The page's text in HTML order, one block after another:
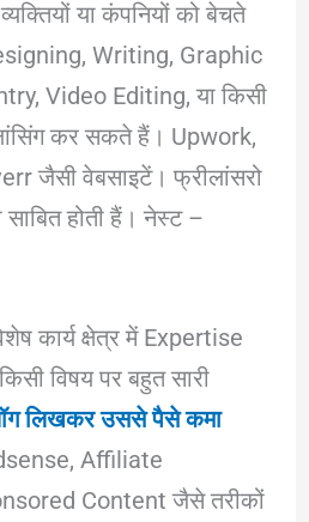
या कंपनियों को बेचते
Writing, Graphic
Video Editing, या किसी
कर सकते हैं। Upwork,
जैसी वेबसाइटें। फ्रीलांसरो
होती हैं। नेस्ट –
कार्य क्षेत्र में Expertise
विषय पर बहुत सारी
लिखकर उससे पैसे कमा
Affiliate
Content जैसे तरीकों